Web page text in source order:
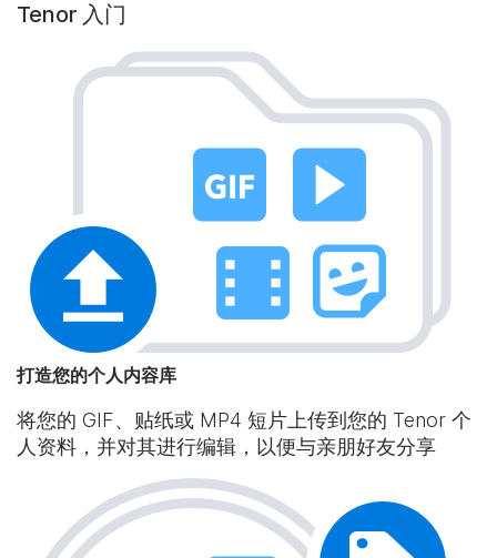
Tenor 入门
打造您的个人内容库
将您的 GIF、贴纸或 MP4 短片上传到您的 Tenor 个
人资料，并对其进行编辑，以便与亲朋好友分享